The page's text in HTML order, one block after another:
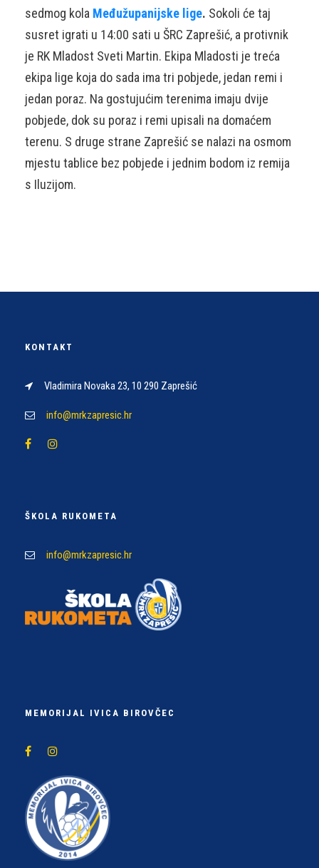
sedmog kola Međužupanijske lige. Sokoli će taj
susret igrati u 14:00 sati u ŠRC Zaprešić, a protivnik
je RK Mladost Sveti Martin. Ekipa Mladosti je treća
ekipa lige koja do sada ima tri pobjede, jedan remi i
jedan poraz. Na gostujućim terenima imaju dvije
pobjede, dok su poraz i remi upisali na domaćem
terenu. S druge strane Zaprešić se nalazi na osmom
mjestu tablice bez pobjede i jednim bodom iz remija
s Iluzijom.
KONTAKT
Vladimira Novaka 23, 10 290 Zaprešić
info@mrkzapresic.hr
ŠKOLA RUKOMETA
info@mrkzapresic.hr
MEMORIJAL IVICA BIROVČEC